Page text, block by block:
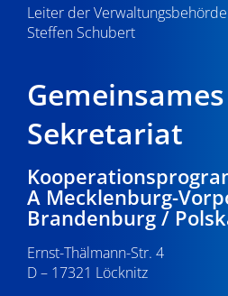
Leiter der
Steffen Schubert
Gemeinsames
Sekretariat
A Mecklenburg-
Brandenburg /
Ernst-Thälmann-Str. 4
D – 17321 Löcknitz